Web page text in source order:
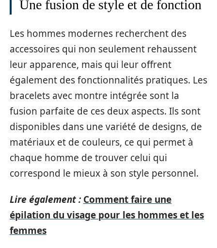
Une fusion de style et de fonction
Les hommes modernes recherchent des
accessoires qui non seulement rehaussent
leur apparence, mais qui leur offrent
également des fonctionnalités pratiques. Les
bracelets avec montre intégrée sont la
fusion parfaite de ces deux aspects. Ils sont
disponibles dans une variété de designs, de
matériaux et de couleurs, ce qui permet à
chaque homme de trouver celui qui
correspond le mieux à son style personnel.
Lire également : Comment faire une
épilation du visage pour les hommes et les
femmes